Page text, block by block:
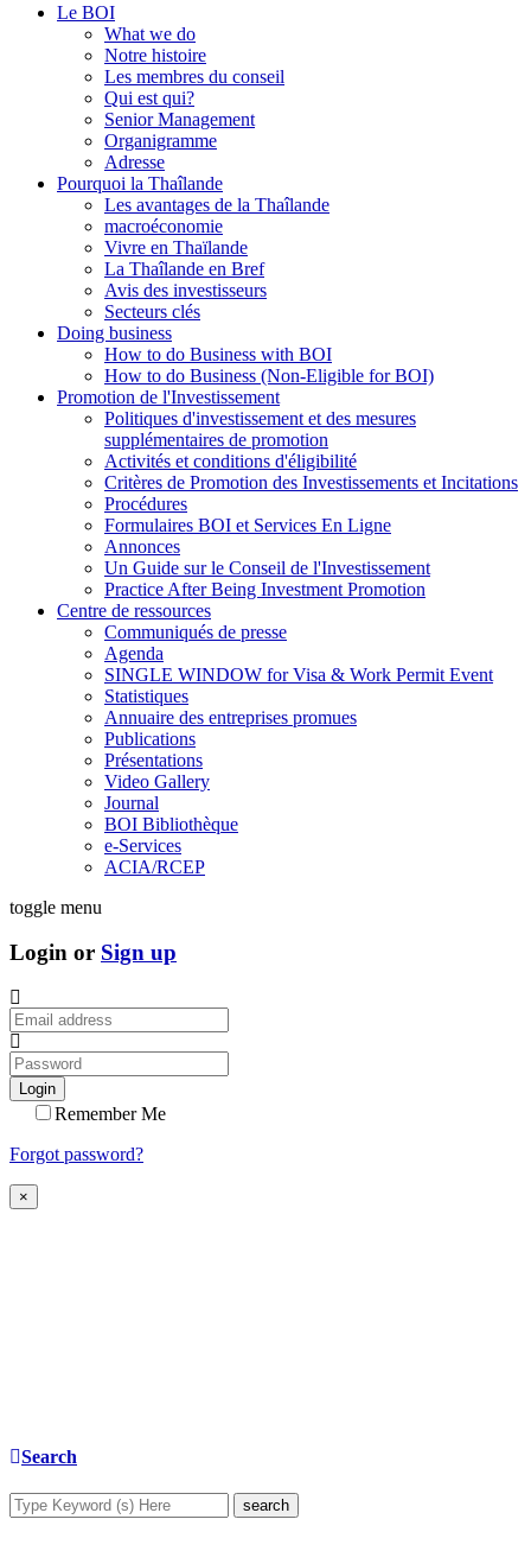
Le BOI
What we do
Notre histoire
Les membres du conseil
Qui est qui?
Senior Management
Organigramme
Adresse
Pourquoi la Thaîlande
Les avantages de la Thaîlande
macroéconomie
Vivre en Thaïlande
La Thaîlande en Bref
Avis des investisseurs
Secteurs clés
Doing business
How to do Business with BOI
How to do Business (Non-Eligible for BOI)
Promotion de l'Investissement
Politiques d'investissement et des mesures
supplémentaires de promotion
Activités et conditions d'éligibilité
Critères de Promotion des Investissements et Incitations
Procédures
Formulaires BOI et Services En Ligne
Annonces
Un Guide sur le Conseil de l'Investissement
Practice After Being Investment Promotion
Centre de ressources
Communiqués de presse
Agenda
SINGLE WINDOW for Visa & Work Permit Event
Statistiques
Annuaire des entreprises promues
Publications
Présentations
Video Gallery
Journal
BOI Bibliothèque
e-Services
ACIA/RCEP
toggle menu
Login or Sign up
Login
Remember Me
Forgot password?
×
Search
search